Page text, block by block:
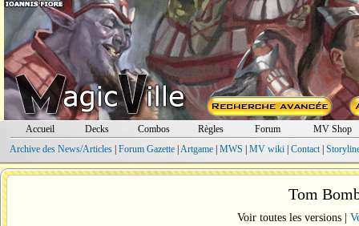
Accueil Decks Combos Règles Forum
MV Shop
Archive des News/Articles| Forum Gazette| Artgame| MWS MV wiki| Contact|
Tom
Voir toutes les versions |